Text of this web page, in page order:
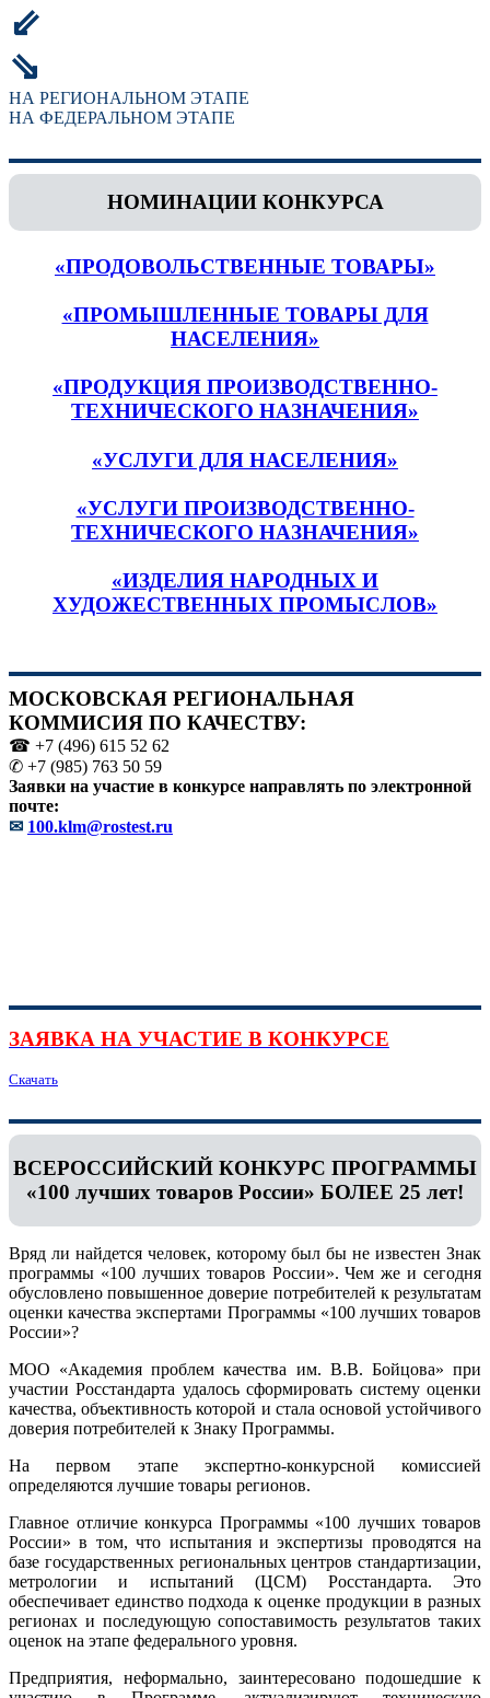
⇙
⇘
НА РЕГИОНАЛЬНОМ ЭТАПЕ
НА ФЕДЕРАЛЬНОМ ЭТАПЕ
НОМИНАЦИИ КОНКУРСА
«ПРОДОВОЛЬСТВЕННЫЕ ТОВАРЫ»
«ПРОМЫШЛЕННЫЕ ТОВАРЫ ДЛЯ
НАСЕЛЕНИЯ»
«ПРОДУКЦИЯ ПРОИЗВОДСТВЕННО-
ТЕХНИЧЕСКОГО НАЗНАЧЕНИЯ»
«УСЛУГИ ДЛЯ НАСЕЛЕНИЯ»
«УСЛУГИ ПРОИЗВОДСТВЕННО-
ТЕХНИЧЕСКОГО НАЗНАЧЕНИЯ»
«ИЗДЕЛИЯ НАРОДНЫХ И
ХУДОЖЕСТВЕННЫХ ПРОМЫСЛОВ»
МОСКОВСКАЯ РЕГИОНАЛЬНАЯ
КОММИСИЯ ПО КАЧЕСТВУ:
☎ +7 (496) 615 52 62
✆ +7 (985) 763 50 59
Заявки на участие в конкурсе направлять по электронной
почте:
✉ 100.klm@rostest.ru
ЗАЯВКА НА УЧАСТИЕ В КОНКУРСЕ
Скачать
ВСЕРОССИЙСКИЙ КОНКУРС ПРОГРАММЫ
«100 лучших товаров России» БОЛЕЕ 25 лет!
Вряд ли найдется человек, которому был бы не известен Знак
программы «100 лучших товаров России». Чем же и сегодня
обусловлено повышенное доверие потребителей к результатам
оценки качества экспертами Программы «100 лучших товаров
России»?
МОО «Академия проблем качества им. В.В. Бойцова» при
участии Росстандарта удалось сформировать систему оценки
качества, объективность которой и стала основой устойчивого
доверия потребителей к Знаку Программы.
На первом этапе экспертно-конкурсной комиссией
определяются лучшие товары регионов.
Главное отличие конкурса Программы «100 лучших товаров
России» в том, что испытания и экспертизы проводятся на
базе государственных региональных центров стандартизации,
метрологии и испытаний (ЦCM) Росстандарта. Это
обеспечивает единство подхода к оценке продукции в разных
регионах и последующую сопоставимость результатов таких
оценок на этапе федерального уровня.
Предприятия, неформально, заинтересовано подошедшие к